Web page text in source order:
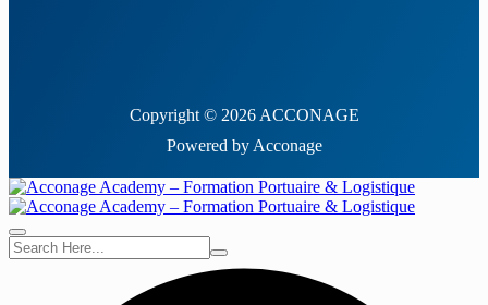
Copyright © 2026 ACCONAGE
Powered by Acconage